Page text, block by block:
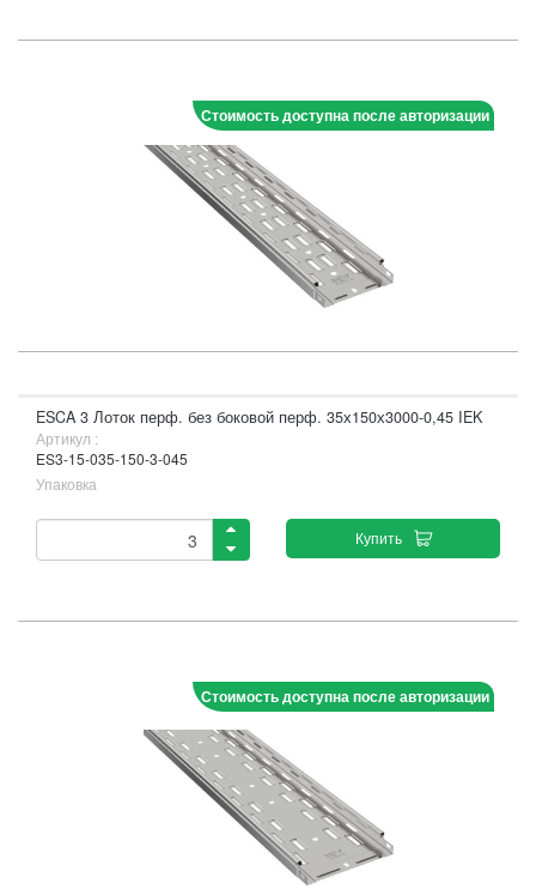
Стоимость доступна после авторизации
ESCA 3 Лоток перф. без боковой перф. 35х150х3000-0,45 IEK
Артикул :
ES3-15-035-150-3-045
Упаковка
Купить
Стоимость доступна после авторизации